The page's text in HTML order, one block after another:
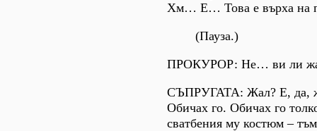
Хм… Е… Това е върха на
(Пауза.)
ПРОКУРОР: Не… ви ли
СЪПРУГАТА: Жал? Е, да,
Обичах го. Обичах го
сватбения му костюм –